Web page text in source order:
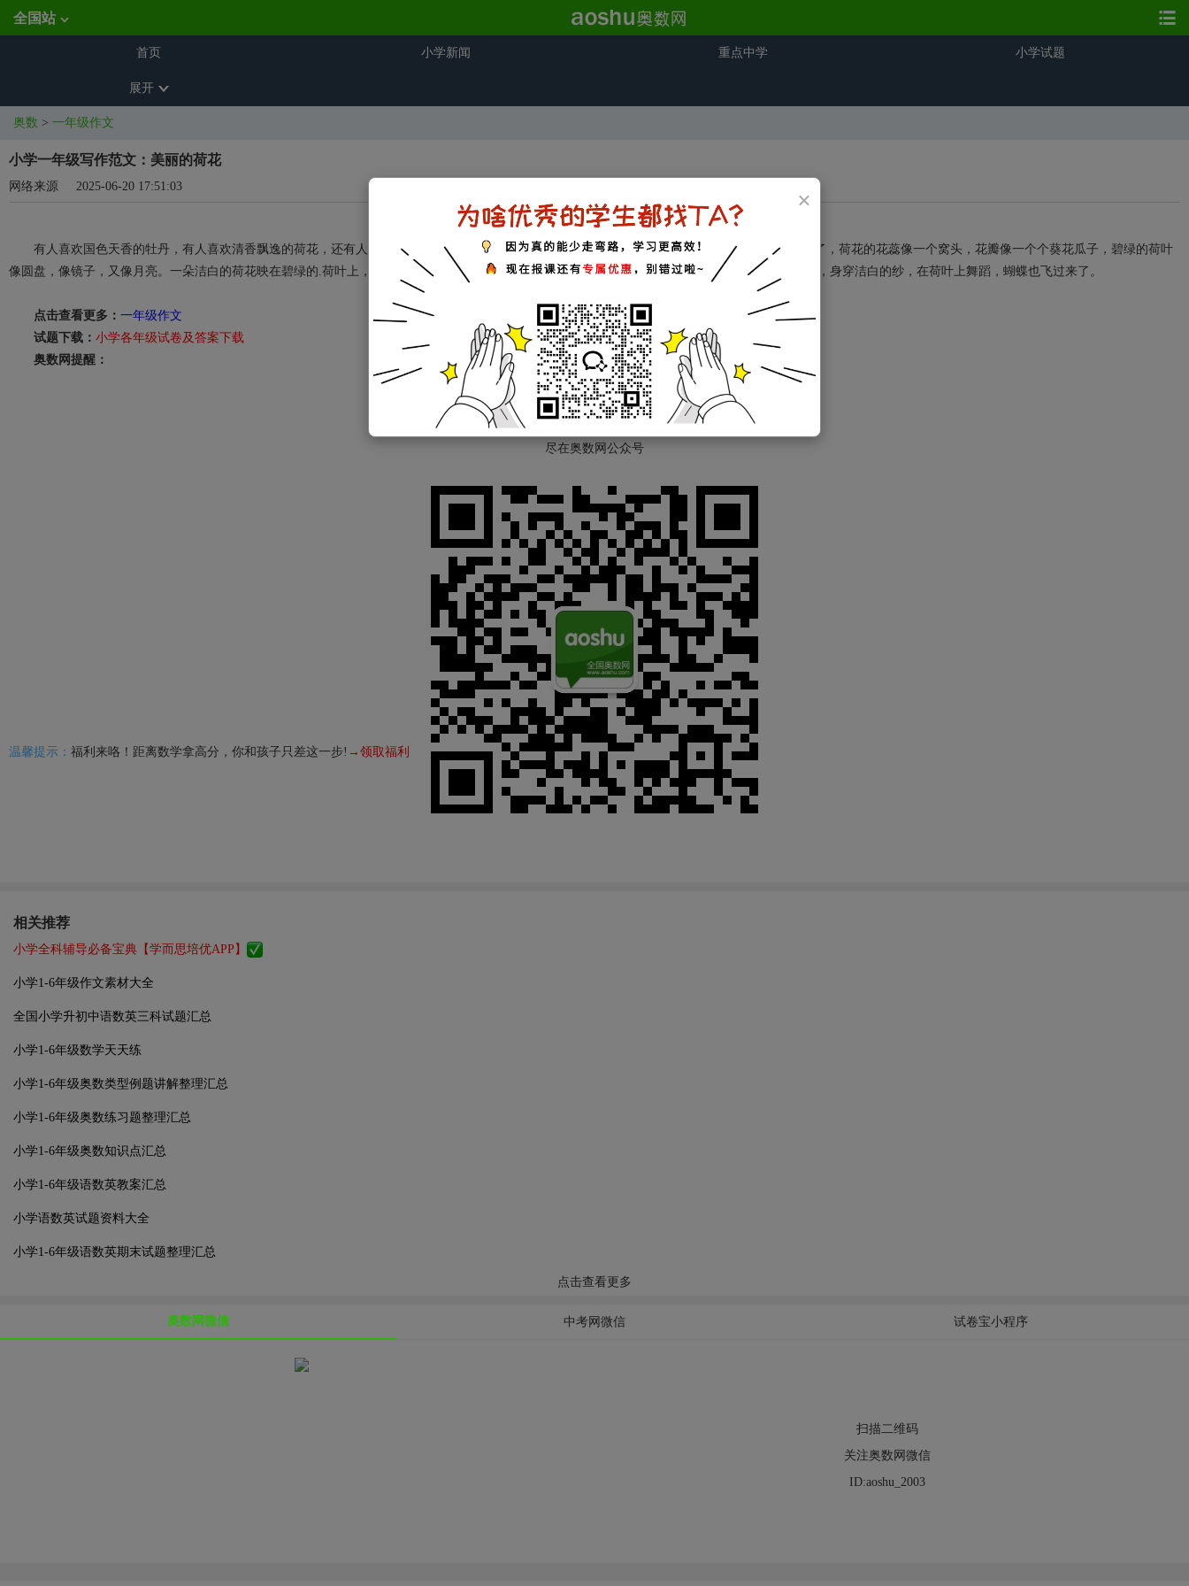
×
全国站
首页 小学新闻 重点中学 小学试题
展开
奥数 > 一年级作文
小学一年级写作范文：美丽的荷花
网络来源 2025-06-20 17:51:03
有人喜欢国色天香的牡丹，有人喜欢清香飘逸的荷花，还有人喜欢妩媚可爱的野花。我却喜欢出淤泥而不染的荷花。 到了夏天，荷花全开放了，荷花的花蕊像一个窝头，花瓣像一个个葵花瓜子，碧绿的荷叶
像圆盘，像镜子，又像月亮。一朵洁白的荷花映在碧绿的.荷叶上，一阵清风吹过，荷塘里掀起一层又一层的波纹。 这是我好像也变成了一朵荷花，身穿洁白的纱，在荷叶上舞蹈，蝴蝶也飞过来了。
点击查看更多： 一年级作文
试题下载： 小学各年级试卷及答案下载
奥数网提醒：
小学试题、单元测试题、小学知识点
尽在奥数网公众号
温馨提示： 福利来咯！距离数学拿高分，你和孩子只差这一步! →领取福利
相关推荐
小学全科辅导必备宝典【学而思培优APP】
小学1-6年级作文素材大全
全国小学升初中语数英三科试题汇总
小学1-6年级数学天天练
小学1-6年级奥数类型例题讲解整理汇总
小学1-6年级奥数练习题整理汇总
小学1-6年级奥数知识点汇总
小学1-6年级语数英教案汇总
小学语数英试题资料大全
小学1-6年级语数英期末试题整理汇总
点击查看更多
奥数网微信 中考网微信 试卷宝小程序
扫描二维码
关注奥数网微信
ID:aoshu_2003